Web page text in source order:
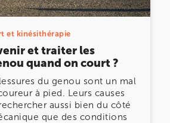
et kinésithérapie
et traiter les
quand on court ?
du genou sont un mal
à pied. Leurs causes
aussi bien du côté
que des conditions